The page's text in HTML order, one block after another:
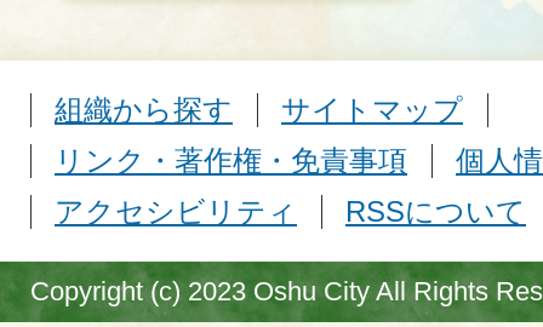
組織から探す
サイトマップ
リンク・著作権・免責事項
個人
アクセシビリティ
RSSについて
Copyright (c) 2023 Oshu City All Rights